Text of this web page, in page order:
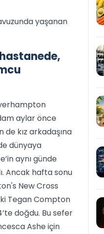
yaşanan
aylar önce
de kız arkadaşına
dünyaya
aynı günde
Ancak hafta sonu
New Cross
Tegan Compton
doğdu. Bu sefer
Ashe için